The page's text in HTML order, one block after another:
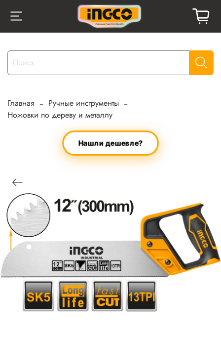
Главная
Ручные инструменты
Ножовки по дереву и металлу
Нашли дешевле?